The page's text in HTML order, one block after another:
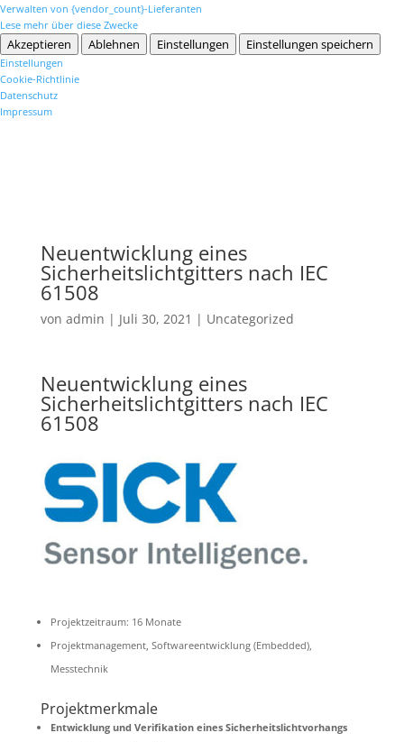
Verwalten von {vendor_count}-Lieferanten
Lese mehr über diese Zwecke
Akzeptieren Ablehnen Einstellungen Einstellungen speichern
Einstellungen
Cookie-Richtlinie
Datenschutz
Impressum
Neuentwicklung eines
Sicherheitslichtgitters nach IEC
61508
von admin | Juli 30, 2021 | Uncategorized
Neuentwicklung eines
Sicherheitslichtgitters nach IEC
61508
Projektzeitraum: 16 Monate
Projektmanagement, Softwareentwicklung (Embedded),
Messtechnik
Projektmerkmale
Entwicklung und Verifikation eines Sicherheitslichtvorhangs